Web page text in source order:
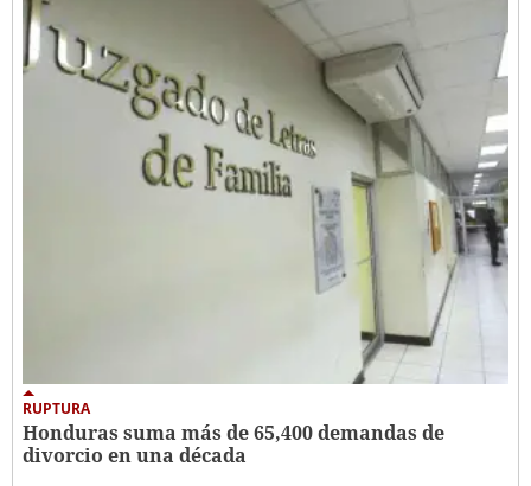
RUPTURA
Honduras suma más de 65,400 demandas de
divorcio en una década